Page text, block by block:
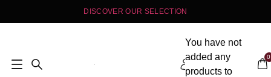
DISCOVER OUR SELECTION
You have not
added any
products to
0